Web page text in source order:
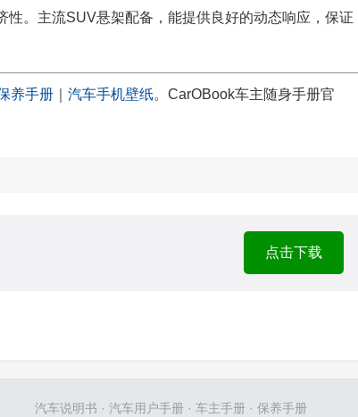
性。主流SUV悬架配备，能提供良好的动态响应，保证
养手册 汽车手机壁纸。CarOBook车主随身手册官
点击下载
汽车说明书 · 汽车用户手册· 车主手册· 保养手册